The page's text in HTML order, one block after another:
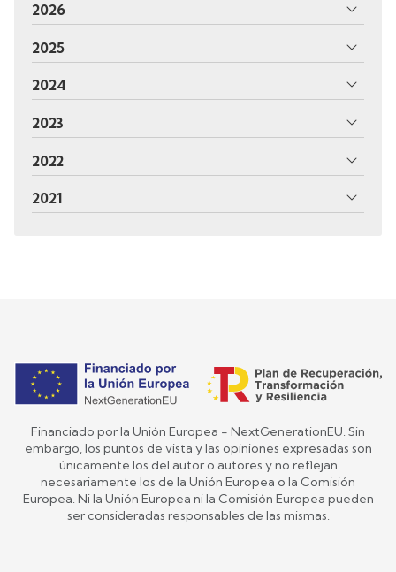
2026
2025
2024
2023
2022
2021
Financiado por la Unión Europea - NextGenerationEU. Sin
embargo, los puntos de vista y las opiniones expresadas son
únicamente los del autor o autores y no reflejan
necesariamente los de la Unión Europea o la Comisión
Europea. Ni la Unión Europea ni la Comisión Europea pueden
ser consideradas responsables de las mismas.